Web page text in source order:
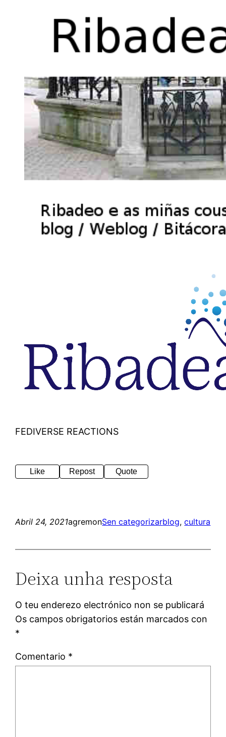
FEDIVERSE REACTIONS
Like Repost Quote
Abril 24, 2021agremonSen categorizarblog, cultura
Deixa unha resposta
O teu enderezo electrónico non se publicará
Os campos obrigatorios están marcados con
*
Comentario *